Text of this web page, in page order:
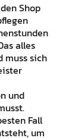
Shop
alles
muss sich
und
Fall
um